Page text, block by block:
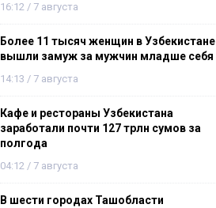
16:12 / 7 августа
Более 11 тысяч женщин в Узбекистане
вышли замуж за мужчин младше себя
14:13 / 7 августа
Кафе и рестораны Узбекистана
заработали почти 127 трлн сумов за
полгода
04:12 / 7 августа
В шести городах Ташобласти